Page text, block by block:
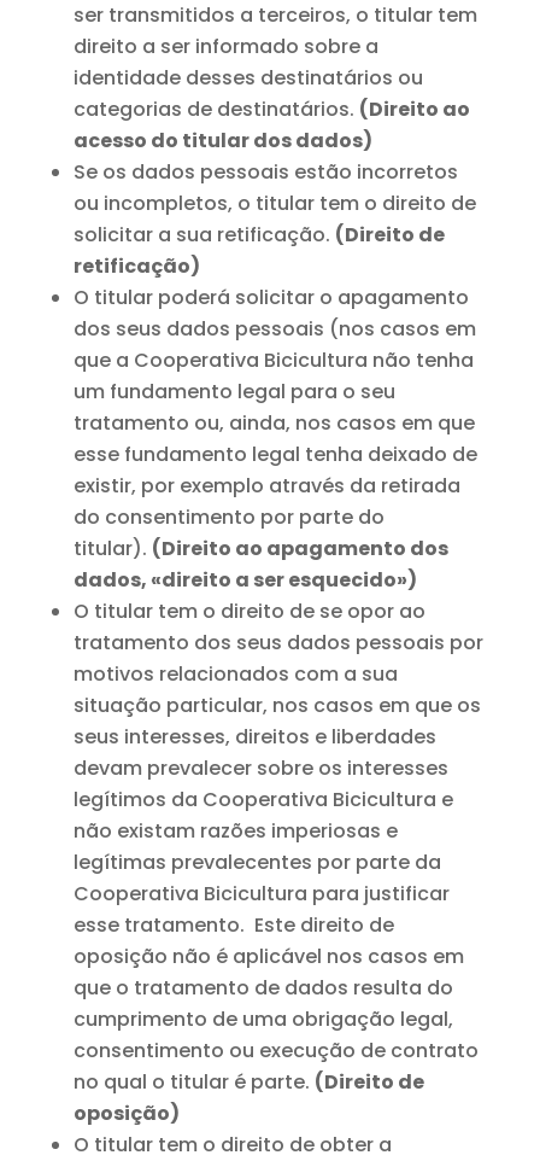
ser transmitidos a terceiros, o titular tem
direito a ser informado sobre a
identidade desses destinatários ou
categorias de destinatários. (Direito ao
acesso do titular dos dados)
Se os dados pessoais estão incorretos
ou incompletos, o titular tem o direito de
solicitar a sua retificação. (Direito de
retificação)
O titular poderá solicitar o apagamento
dos seus dados pessoais (nos casos em
que a Cooperativa Bicicultura não tenha
um fundamento legal para o seu
tratamento ou, ainda, nos casos em que
esse fundamento legal tenha deixado de
existir, por exemplo através da retirada
do consentimento por parte do
titular). (Direito ao apagamento dos
dados, «direito a ser esquecido»)
O titular tem o direito de se opor ao
tratamento dos seus dados pessoais por
motivos relacionados com a sua
situação particular, nos casos em que os
seus interesses, direitos e liberdades
devam prevalecer sobre os interesses
legítimos da Cooperativa Bicicultura e
não existam razões imperiosas e
legítimas prevalecentes por parte da
Cooperativa Bicicultura para justificar
esse tratamento. Este direito de
oposição não é aplicável nos casos em
que o tratamento de dados resulta do
cumprimento de uma obrigação legal,
consentimento ou execução de contrato
no qual o titular é parte. (Direito de
oposição)
O titular tem o direito de obter a